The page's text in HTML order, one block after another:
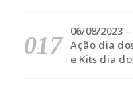
06/08/2023
Ação dia
e Kits dia